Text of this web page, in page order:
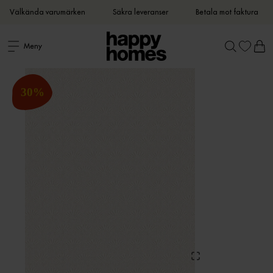
Välkända varumärken Säkra leveranser Betala mot faktura
Meny
30%